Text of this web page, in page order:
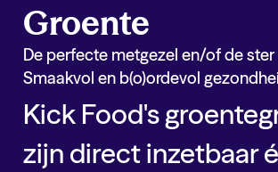
Groente
De perfecte metgezel en/of de ster
Smaakvol en b(o)ordevol
Kick Food's
zijn direct inzetbaar